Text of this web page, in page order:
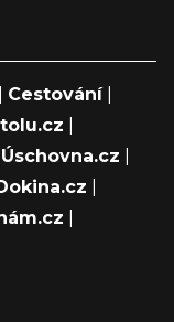
Cestování|
Úschovna.cz